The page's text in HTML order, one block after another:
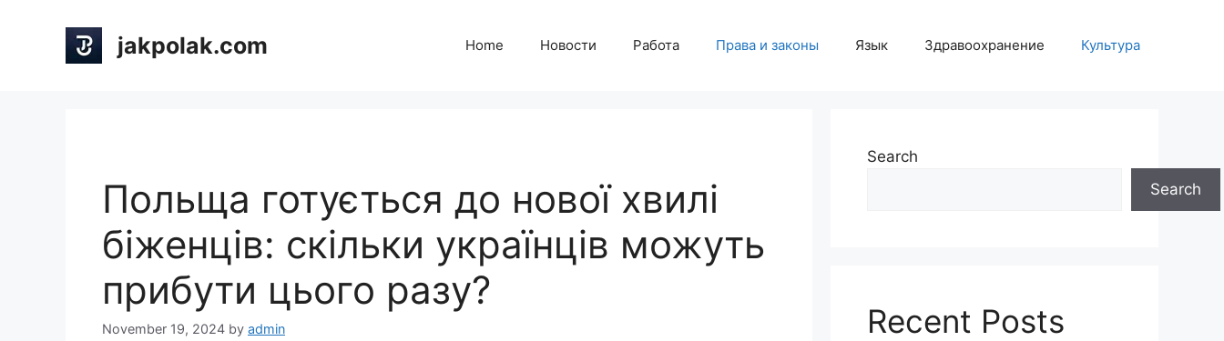
jakpolak.com Home Новости Работа Права и законы Язык Здравоохранение Культура
Польща готується до нової хвилі
біженців: скільки українців можуть
прибути цього разу?
November 19, 2024 by admin
Search
Search
Recent Posts